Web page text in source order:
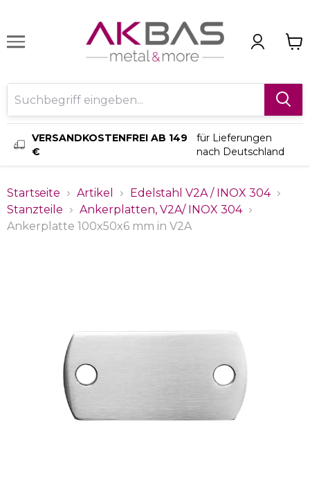
VERSANDKOSTENFREI AB 149
€
für Lieferungen
nach Deutschland
Startseite Artikel
Edelstahl V2A / INOX 304
Stanzteile
Ankerplatten, V2A/ INOX 304
Ankerplatte 100x50x6 mm in V2A